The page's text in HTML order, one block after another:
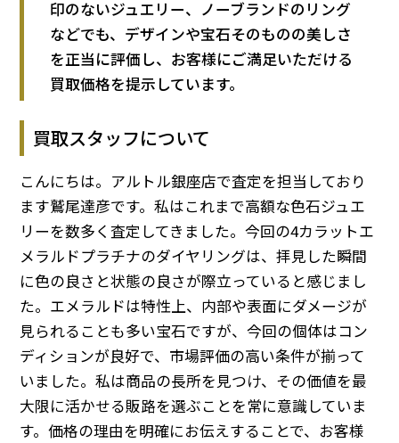
印のないジュエリー、ノーブランドのリング
などでも、デザインや宝石そのものの美しさ
を正当に評価し、お客様にご満足いただける
買取価格を提示しています。
買取スタッフについて
こんにちは。アルトル銀座店で査定を担当しており
ます鷲尾達彦です。私はこれまで高額な色石ジュエ
リーを数多く査定してきました。今回の4カラットエ
メラルドプラチナのダイヤリングは、拝見した瞬間
に色の良さと状態の良さが際立っていると感じまし
た。エメラルドは特性上、内部や表面にダメージが
見られることも多い宝石ですが、今回の個体はコン
ディションが良好で、市場評価の高い条件が揃って
いました。私は商品の長所を見つけ、その価値を最
大限に活かせる販路を選ぶことを常に意識していま
す。価格の理由を明確にお伝えすることで、お客様